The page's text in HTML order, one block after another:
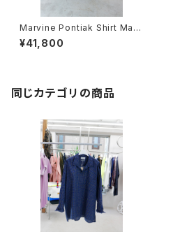
Marvine Pontiak Shirt Mak
ers / Cycle SH
¥41,800
同じカテゴリの商品